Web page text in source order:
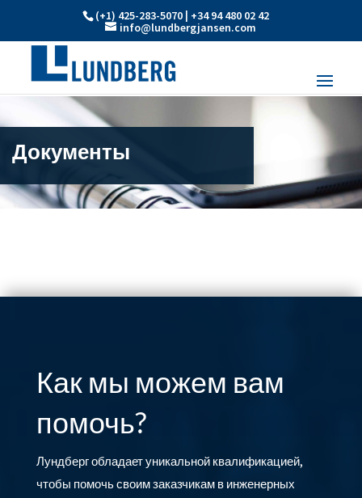
(+1) 425-283-5070 | +34 94 480 02 42
info@lundbergjansen.com
Документы
Как мы можем вам
помочь?
Лундберг обладает уникальной квалификацией,
чтобы помочь своим заказчикам в инженерных